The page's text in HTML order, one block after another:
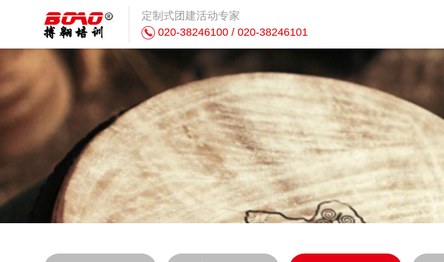
定制式团建活动专家
020-38246100 / 020-38246101